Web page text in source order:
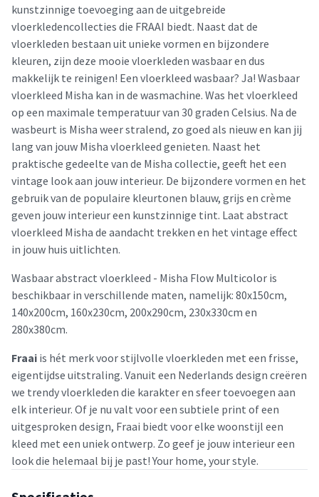
kunstzinnige toevoeging aan de uitgebreide
vloerkledencollecties die FRAAI biedt. Naast dat de
vloerkleden bestaan uit unieke vormen en bijzondere
kleuren, zijn deze mooie vloerkleden wasbaar en dus
makkelijk te reinigen! Een vloerkleed wasbaar? Ja! Wasbaar
vloerkleed Misha kan in de wasmachine. Was het vloerkleed
op een maximale temperatuur van 30 graden Celsius. Na de
wasbeurt is Misha weer stralend, zo goed als nieuw en kan jij
lang van jouw Misha vloerkleed genieten. Naast het
praktische gedeelte van de Misha collectie, geeft het een
vintage look aan jouw interieur. De bijzondere vormen en het
gebruik van de populaire kleurtonen blauw, grijs en crème
geven jouw interieur een kunstzinnige tint. Laat abstract
vloerkleed Misha de aandacht trekken en het vintage effect
in jouw huis uitlichten.
Wasbaar abstract vloerkleed - Misha Flow Multicolor is
beschikbaar in verschillende maten, namelijk: 80x150cm,
140x200cm, 160x230cm, 200x290cm, 230x330cm en
280x380cm.
Fraai is hét merk voor stijlvolle vloerkleden met een frisse,
eigentijdse uitstraling. Vanuit een Nederlands design creëren
we trendy vloerkleden die karakter en sfeer toevoegen aan
elk interieur. Of je nu valt voor een subtiele print of een
uitgesproken design, Fraai biedt voor elke woonstijl een
kleed met een uniek ontwerp. Zo geef je jouw interieur een
look die helemaal bij je past! Your home, your style.